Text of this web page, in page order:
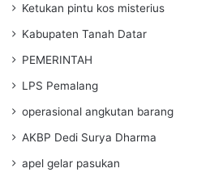
Ketukan pintu kos misterius
Kabupaten Tanah Datar
PEMERINTAH
LPS Pemalang
operasional angkutan barang
AKBP Dedi Surya Dharma
apel gelar pasukan